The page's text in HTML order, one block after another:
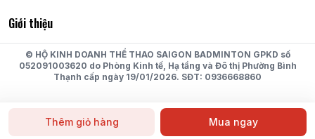
Thêm giỏ hàng Mua ngay
Giới thiệu
© HỘ KINH DOANH THỂ THAO SAIGON BADMINTON GPKD số
052091003620 do Phòng Kinh tế, Hạ tầng và Đô thị Phường Bình
Thạnh cấp ngày 19/01/2026. SĐT: 0936668860